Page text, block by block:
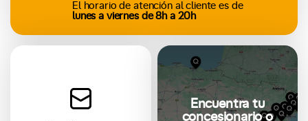
El horario de atención al cliente es de
lunes a viernes de 8h a 20h
Encuentra tu
concesionario o